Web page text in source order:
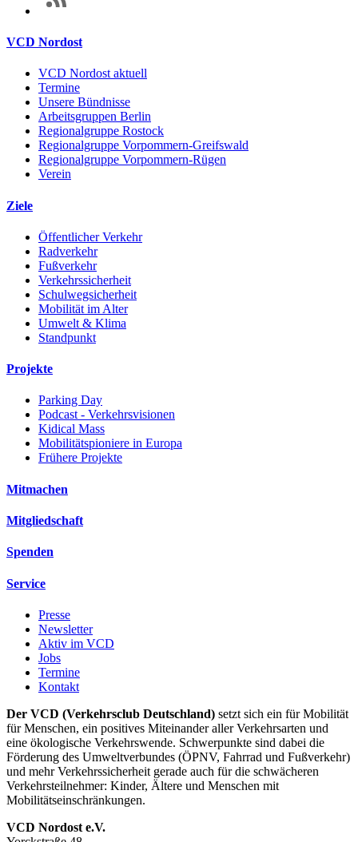
VCD Nordost
VCD Nordost aktuell
Termine
Unsere Bündnisse
Arbeitsgruppen Berlin
Regionalgruppe Rostock
Regionalgruppe Vorpommern-Greifswald
Regionalgruppe Vorpommern-Rügen
Verein
Ziele
Öffentlicher Verkehr
Radverkehr
Fußverkehr
Verkehrssicherheit
Schulwegsicherheit
Mobilität im Alter
Umwelt & Klima
Standpunkt
Projekte
Parking Day
Podcast - Verkehrsvisionen
Kidical Mass
Mobilitätspioniere in Europa
Frühere Projekte
Mitmachen
Mitgliedschaft
Spenden
Service
Presse
Newsletter
Aktiv im VCD
Jobs
Termine
Kontakt
Der VCD (Verkehrsclub Deutschland) setzt sich ein für Mobilität
für Menschen, ein positives Miteinander aller Verkehrsarten und
eine ökologische Verkehrswende. Schwerpunkte sind dabei die
Förderung des Umweltverbundes (ÖPNV, Fahrrad und Fußverkehr)
und mehr Verkehrssicherheit gerade auch für die schwächeren
Verkehrsteilnehmer: Kinder, Ältere und Menschen mit
Mobilitätseinschränkungen.
VCD Nordost e.V.